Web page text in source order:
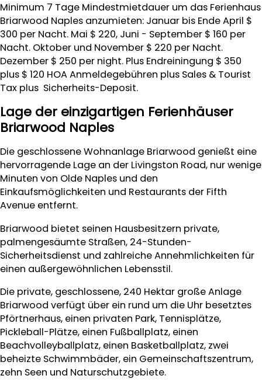
Minimum 7 Tage Mindestmietdauer um das Ferienhaus
Briarwood Naples anzumieten: Januar bis Ende April $
300 per Nacht. Mai $ 220, Juni - September $ 160 per
Nacht. Oktober und November $ 220 per Nacht.
Dezember $ 250 per night. Plus Endreiningung $ 350
plus $ 120 HOA Anmeldegebühren plus Sales & Tourist
Tax plus Sicherheits-Deposit.
Lage der einzigartigen Ferienhäuser
Briarwood Naples
Die geschlossene Wohnanlage Briarwood genießt eine
hervorragende Lage an der Livingston Road, nur wenige
Minuten von Olde Naples und den
Einkaufsmöglichkeiten und Restaurants der Fifth
Avenue entfernt.
Briarwood bietet seinen Hausbesitzern private,
palmengesäumte Straßen, 24-Stunden-
Sicherheitsdienst und zahlreiche Annehmlichkeiten für
einen außergewöhnlichen Lebensstil.
Die private, geschlossene, 240 Hektar große Anlage
Briarwood verfügt über ein rund um die Uhr besetztes
Pförtnerhaus, einen privaten Park, Tennisplätze,
Pickleball-Plätze, einen Fußballplatz, einen
Beachvolleyballplatz, einen Basketballplatz, zwei
beheizte Schwimmbäder, ein Gemeinschaftszentrum,
zehn Seen und Naturschutzgebiete.